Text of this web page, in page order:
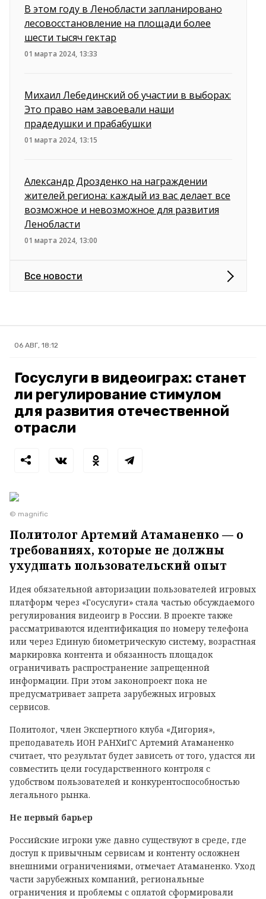
В этом году в Ленобласти запланировано
лесовосстановление на площади более
шести тысяч гектар
01 марта 2024, 13:33
Михаил Лебединский об участии в выборах:
Это право нам завоевали наши
прадедушки и прабабушки
01 марта 2024, 13:15
Александр Дрозденко на награждении
жителей региона: каждый из вас делает все
возможное и невозможное для развития
Ленобласти
01 марта 2024, 13:00
Все новости
06 АВГ, 18:12
Госуслуги в видеоиграх: станет
ли регулирование стимулом
для развития отечественной
отрасли
© magnific
Политолог Артемий Атаманенко — о
требованиях, которые не должны
ухудшать пользовательский опыт
Идея обязательной авторизации пользователей игровых
платформ через «Госуслуги» стала частью обсуждаемого
регулирования видеоигр в России. В проекте также
рассматриваются идентификация по номеру телефона
или через Единую биометрическую систему, возрастная
маркировка контента и обязанность площадок
ограничивать распространение запрещенной
информации. При этом законопроект пока не
предусматривает запрета зарубежных игровых
сервисов.
Политолог, член Экспертного клуба «Дигория»,
преподаватель ИОН РАНХиГС Артемий Атаманенко
считает, что результат будет зависеть от того, удастся ли
совместить цели государственного контроля с
удобством пользователей и конкурентоспособностью
легального рынка.
Не первый барьер
Российские игроки уже давно существуют в среде, где
доступ к привычным сервисам и контенту осложнен
внешними ограничениями, отмечает Атаманенко. Уход
части зарубежных компаний, региональные
ограничения и проблемы с оплатой сформировали